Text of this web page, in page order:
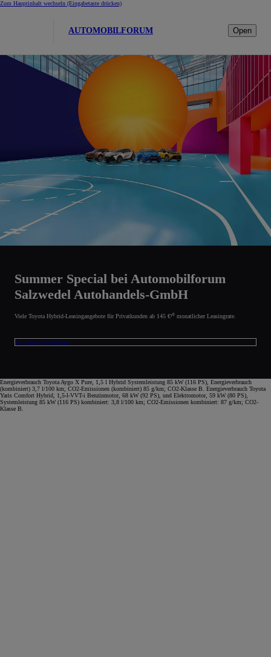
Zum Hauptinhalt wechseln (Eingabetaste drücken)
AUTOMOBILFORUM Open
Summer Special bei Automobilforum
Salzwedel Autohandels-GmbH
Viele Toyota Hybrid-Leasingangebote für Privatkunden ab 145 €¹⁰ monatlicher Leasingrate.
Zu unseren Angeboten
Energieverbrauch Toyota Aygo X Pure, 1,5 l Hybrid Systemleistung 85 kW (116 PS), Energieverbrauch
(kombiniert) 3,7 l/100 km; CO2-Emissionen (kombiniert) 85 g/km; CO2-Klasse B. Energieverbrauch Toyota
Yaris Comfort Hybrid, 1,5-l-VVT-i Benzinmotor, 68 kW (92 PS), und Elektromotor, 59 kW (80 PS),
Systemleistung 85 kW (116 PS) kombiniert: 3,8 l/100 km; CO2-Emissionen kombiniert: 87 g/km; CO2-
Klasse B.